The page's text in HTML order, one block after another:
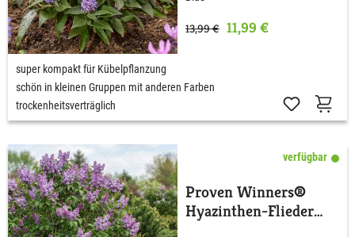
13,99 € 11,99 €
super kompakt für Kübelpflanzung
schön in kleinen Gruppen mit anderen Farben
trockenheitsverträglich
verfügbar
Proven Winners®
Hyazinthen-Flieder